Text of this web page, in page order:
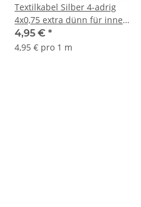
Textilkabel Silber 4-adrig
4x0,75 extra dünn für innere
Verkabelung von Ketten-
Lampen
4,95 € *
4,95 € pro 1 m